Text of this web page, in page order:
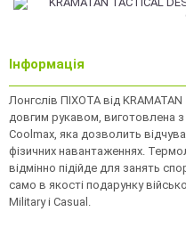
Інформація
Лонгслів ПІХОТА від
довгим рукавом, виготовлена ​​з
Coolmax, яка дозволить
фізичних навантаженнях.
відмінно підійде для занять
само в якості подарунку
Military і Casual.